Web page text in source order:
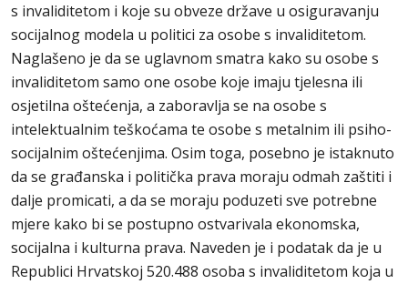
s invaliditetom i koje su obveze države u osiguravanju
socijalnog modela u politici za osobe s invaliditetom.
Naglašeno je da se uglavnom smatra kako su osobe s
invaliditetom samo one osobe koje imaju tjelesna ili
osjetilna oštećenja, a zaboravlja se na osobe s
intelektualnim teškoćama te osobe s metalnim ili psiho-
socijalnim oštećenjima. Osim toga, posebno je istaknuto
da se građanska i politička prava moraju odmah zaštiti i
dalje promicati, a da se moraju poduzeti sve potrebne
mjere kako bi se postupno ostvarivala ekonomska,
socijalna i kulturna prava. Naveden je i podatak da je u
Republici Hrvatskoj 520.488 osoba s invaliditetom koja u